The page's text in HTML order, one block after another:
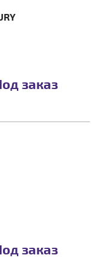
заказ
заказ